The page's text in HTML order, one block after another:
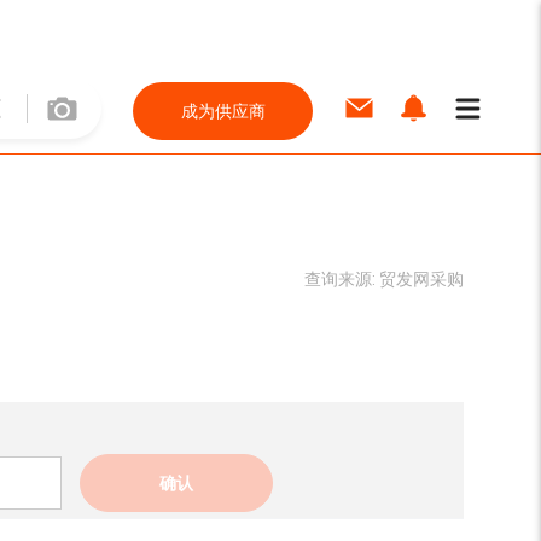
成为供应商
查询来源: 贸发网采购
确认